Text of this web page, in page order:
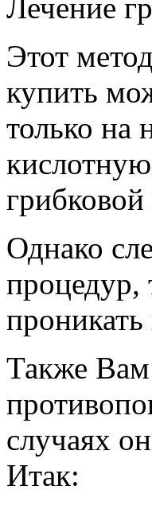
Лечение
Этот
купить
только на
Однако
процедур,
Также Вам
случаях
Итак: